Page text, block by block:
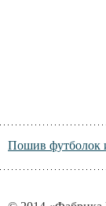
Пошив футболок